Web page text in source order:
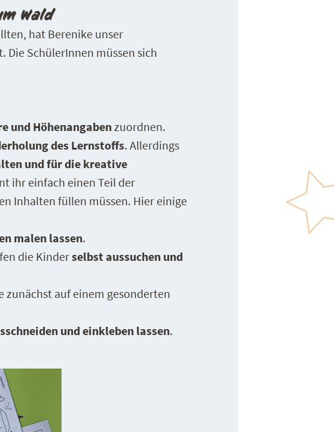
Wald
hat Berenike unser
SchülerInnen müssen sich
und Höhenangabenzuordnen.
des Lernstoffs. Allerdings
und für die kreative
ihr einfach einen Teil der
Inhalten füllen müssen. Hier einige
malen lassen.
die Kinderselbst aussuchen und
zunächst auf einem gesonderten
und einkleben lassen.